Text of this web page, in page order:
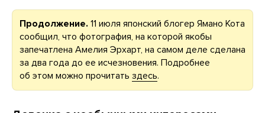
Продолжение. 11 июля японский блогер Ямано Кота
сообщил, что фотография, на которой якобы
запечатлена Амелия Эрхарт, на самом деле сделана
за два года до ее исчезновения. Подробнее
об этом можно прочитать здесь.